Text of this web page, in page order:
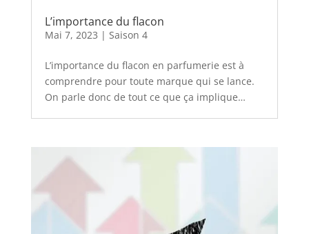
L’importance du flacon
Mai 7, 2023 | Saison 4
L’importance du flacon en parfumerie est à
comprendre pour toute marque qui se lance.
On parle donc de tout ce que ça implique…